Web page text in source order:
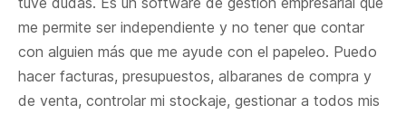
me permite ser independiente y no tener que contar
con alguien más que me ayude con el papeleo. Puedo
hacer facturas, presupuestos, albaranes de compra y
de venta, controlar mi stockaje, gestionar a todos mis